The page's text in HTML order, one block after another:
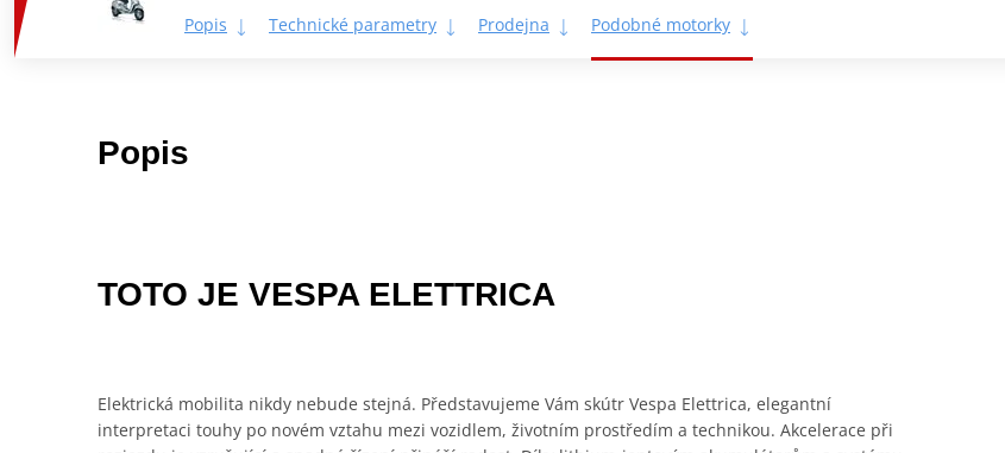
Popis
Technické parametry Prodejna Podobné motorky
Popis
TOTO JE VESPA ELETTRICA
Elektrická mobilita nikdy nebude stejná. Představujeme Vám skútr Vespa Elettrica, elegantní
interpretaci touhy po novém vztahu mezi vozidlem, životním prostředím a technikou. Akcelerace při